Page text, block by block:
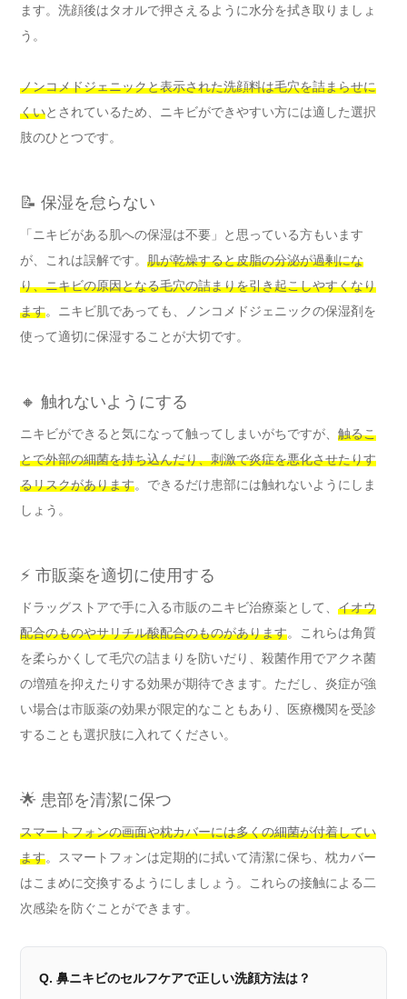
ます。洗顔後はタオルで押さえるように水分を拭き取りましょ
う。
ノンコメドジェニックと表示された洗顔料は毛穴を詰まらせに
くいとされているため、ニキビができやすい方には適した選択
肢のひとつです。
📝 保湿を怠らない
「ニキビがある肌への保湿は不要」と思っている方もいます
が、これは誤解です。 肌が乾燥すると皮脂の分泌が過剰にな
り、ニキビの原因となる毛穴の詰まりを引き起こしやすくなり
ます。ニキビ肌であっても、ノンコメドジェニックの保湿剤を
使って適切に保湿することが大切です。
🔸 触れないようにする
ニキビができると気になって触ってしまいがちですが、 触るこ
とで外部の細菌を持ち込んだり、刺激で炎症を悪化させたりす
るリスクがあります。できるだけ患部には触れないようにしま
しょう。
⚡ 市販薬を適切に使用する
ドラッグストアで手に入る市販のニキビ治療薬として、 イオウ
配合のものやサリチル酸配合のものがあります。これらは角質
を柔らかくして毛穴の詰まりを防いだり、殺菌作用でアクネ菌
の増殖を抑えたりする効果が期待できます。ただし、炎症が強
い場合は市販薬の効果が限定的なこともあり、医療機関を受診
することも選択肢に入れてください。
🌟 患部を清潔に保つ
スマートフォンの画面や枕カバーには多くの細菌が付着してい
ます。スマートフォンは定期的に拭いて清潔に保ち、枕カバー
はこまめに交換するようにしましょう。これらの接触による二
次感染を防ぐことができます。
Q. 鼻ニキビのセルフケアで正しい洗顔方法は？